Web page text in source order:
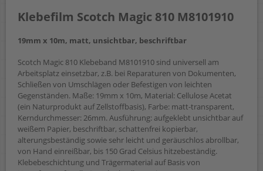
Klebefilm Scotch Magic 810 M8101910
19mm x 10m, matt, unsichtbar, beschriftbar
Scotch Magic 810 Klebeband M8101910 sind universell am
Arbeitsplatz einsetzbar, z.B. bei Reparaturen von Dokumenten,
Schließen von Umschlägen oder Befestigen von leichten
Gegenständen. Maße: 19mm x 10m, Material: Cellulose Acetat
(ein Naturprodukt auf Zellstoffbasis), Farbe: matt-transparent,
Kerndurchmesser: 26mm. Ausführung: aufgeklebt unsichtbar auf
weißem Papier, beschriftbar, schattenfrei kopierbar,
alterungsbeständig sowie sehr leicht und geräuschlos abrollbar,
von Hand einreißbar, bis 150 Grad Celsius hitzebeständig.
Klebebeschichtung und Trägermaterial auf Basis von